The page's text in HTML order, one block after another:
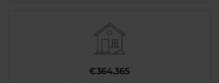
€364.365